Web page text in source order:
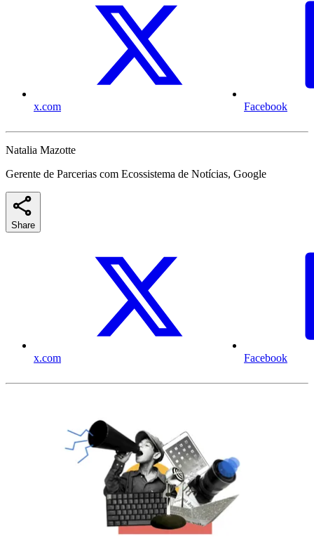
x.com Facebook
Natalia Mazotte
Gerente de Parcerias com Ecossistema de Notícias, Google
Share
x.com Facebook